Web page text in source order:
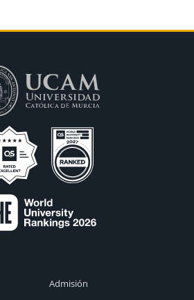
Admisión